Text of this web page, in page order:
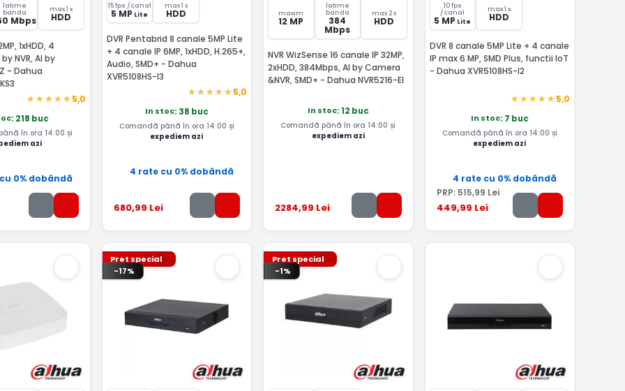
latime
banda
Mbps
max 1 x
HDD
1xHDD, 4
NVR, AI by
- Dahua
5,0
: 218 buc
în ora 14:00 și
azi
0% dobândă
15 fps /canal
5 MP Lite
max 1 x
HDD
DVR Pentabrid 8 canale 5MP Lite
+ 4 canale IP 6MP, 1xHDD, H.265+,
Audio, SMD+ - Dahua
XVR5108HS-I3
5,0
In stoc: 38 buc
Comandă până în ora 14:00 și
expediem azi
4 rate cu 0% dobândă
680,99 Lei
maxim
12 MP
latime
banda
384
Mbps
max 2 x
HDD
NVR WizSense 16 canale IP 32MP,
2xHDD, 384Mbps, AI by Camera
&NVR, SMD+ - Dahua NVR5216-EI
In stoc: 12 buc
Comandă până în ora 14:00 și
expediem azi
2284,99 Lei
10 fps
/canal
5 MP Lite
max 1 x
HDD
DVR 8 canale 5MP Lite + 4 canale
IP max 6 MP, SMD Plus, functii IoT
- Dahua XVR5108HS-I2
5,0
In stoc: 7 buc
Comandă până în ora 14:00 și
expediem azi
4 rate cu 0% dobândă
PRP: 515,99 Lei
449,99 Lei
Pret special
-17%
Pret special
-1%